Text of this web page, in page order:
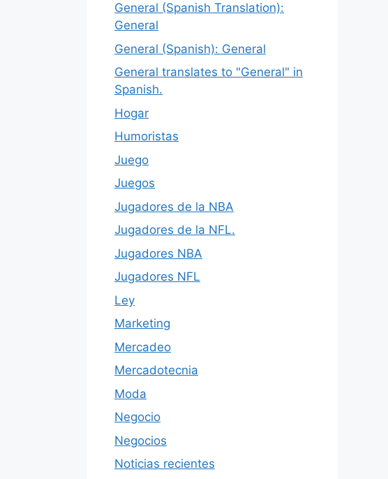
General (Spanish Translation):
General
General (Spanish): General
General translates to "General" in
Spanish.
Hogar
Humoristas
Juego
Juegos
Jugadores de la NBA
Jugadores de la NFL.
Jugadores NBA
Jugadores NFL
Ley
Marketing
Mercadeo
Mercadotecnia
Moda
Negocio
Negocios
Noticias recientes